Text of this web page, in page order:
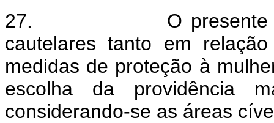
27.
O
cautelares tanto em
medidas de proteção à
escolha da providência
considerando-se as áreas